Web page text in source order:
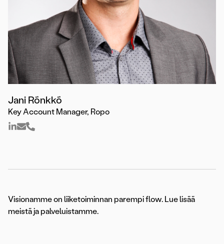
Jani Rönkkö
Key Account Manager, Ropo
Visionamme on liiketoiminnan parempi flow. Lue lisää
meistä ja palveluistamme.